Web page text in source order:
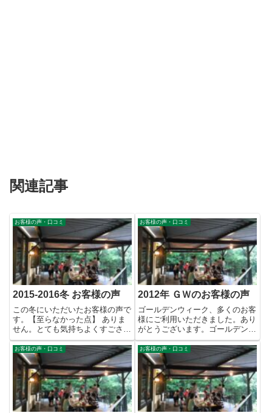
関連記事
お客様の声・口コミ
2015-2016冬 お客様の声
この冬にいただいたお客様の声で
す。【至らなかった点】 ありま
せん。とても気持ちよくすごさせ
ていただきました。 お風呂場
が...
お客様の声・口コミ
2012年 ＧＷのお客様の声
ゴールデンウィーク、多くのお客
様にご利用いただきました。あり
がとうございます。ゴールデンウ
ィーク後半は、すかっとした快
晴...
お客様の声・口コミ お客様の声・口コミ